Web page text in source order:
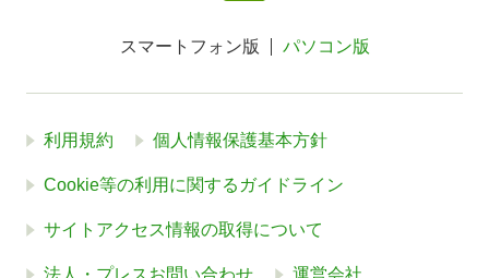
スマートフォン版 パソコン版
利用規約 個人情報保護基本方針
Cookie等の利用に関するガイドライン
サイトアクセス情報の取得について
法人・プレスお問い合わせ 運営会社